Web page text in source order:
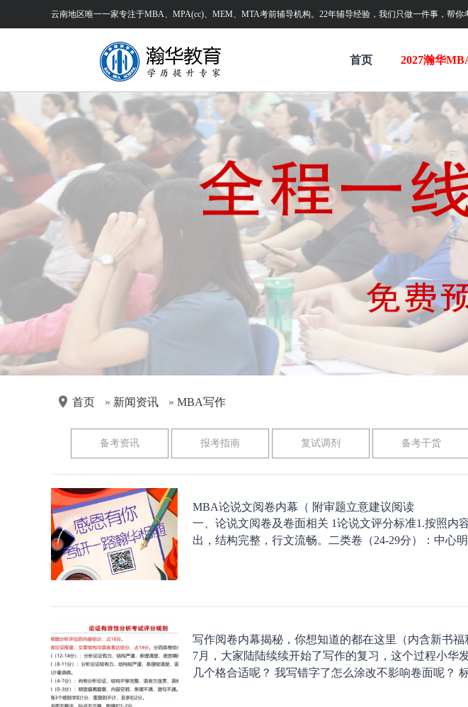
云南地区唯一一家专注于MBA、MPA(cc)、MEM、MTA考前辅导机构。22年辅导经验，我们只做一件事，帮你
首页 2027瀚华
首页 » 新闻资讯 » MBA写作
备考资讯 报考指南 复试调剂 备考干货
MBA论说文阅卷内幕（ 附审题立意建议阅读
一、论说文阅卷及卷面相关 1论说文评分标准1.按照内
出，结构完整，行文流畅。二类卷（24-29分）：中心
写作阅卷内幕揭秘，你想知道的都在这里（内含新书福
7月，大家陆陆续续开始了写作的复习，这个过程小华
几个格合适呢？ 我写错字了怎么涂改不影响卷面呢？